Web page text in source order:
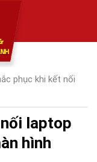
phục khi kết nối
laptop
hình